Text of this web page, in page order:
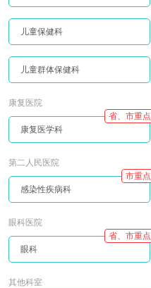
儿童保健科
儿童群体保健科
康复医院
康复医学科
省、市重点
第二人民医院
感染性疾病科
市重点
眼科医院
眼科
省、市重点
其他科室